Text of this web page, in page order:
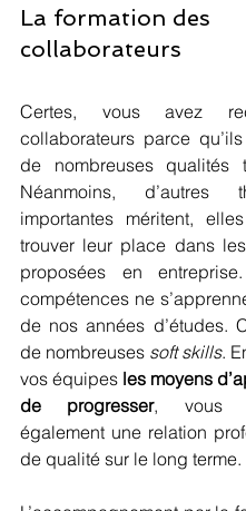
La formation des
collaborateurs
Certes, vous avez
collaborateurs parce
de nombreuses qualités
Néanmoins, d’autres
importantes méritent,
trouver leur place dans
proposées en
compétences ne
de nos années d’études.
de nombreuses soft skills.
vos équipes les moyens
de progresser, vous
également une relation
de qualité sur le long terme.